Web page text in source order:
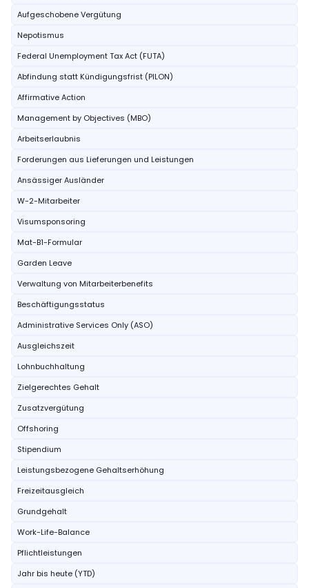
Aufgeschobene Vergütung
Nepotismus
Federal Unemployment Tax Act (FUTA)
Abfindung statt Kündigungsfrist (PILON)
Affirmative Action
Management by Objectives (MBO)
Arbeitserlaubnis
Forderungen aus Lieferungen und Leistungen
Ansässiger Ausländer
W-2-Mitarbeiter
Visumsponsoring
Mat-B1-Formular
Garden Leave
Verwaltung von Mitarbeiterbenefits
Beschäftigungsstatus
Administrative Services Only (ASO)
Ausgleichszeit
Lohnbuchhaltung
Zielgerechtes Gehalt
Zusatzvergütung
Offshoring
Stipendium
Leistungsbezogene Gehaltserhöhung
Freizeitausgleich
Grundgehalt
Work-Life-Balance
Pflichtleistungen
Jahr bis heute (YTD)